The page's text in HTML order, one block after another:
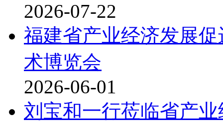
2026-07-22
福建省产业经济发展
术博览会
2026-06-01
刘宝和一行莅临省产